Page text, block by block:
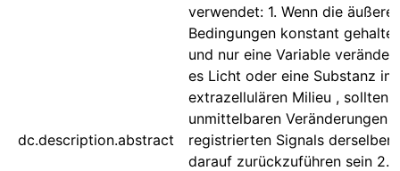
dc.description.abstract
verwendet: 1. Wenn die
Bedingungen konstant
und nur eine Variable
es Licht oder eine Substanz im
extrazellulären Milieu , sollten
unmittelbaren Veränderungen
registrierten Signals derselben
darauf zurückzuführen sein 2.